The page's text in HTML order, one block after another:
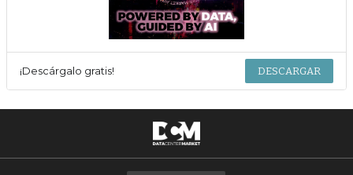
¡Descárgalo gratis! DESCARGAR